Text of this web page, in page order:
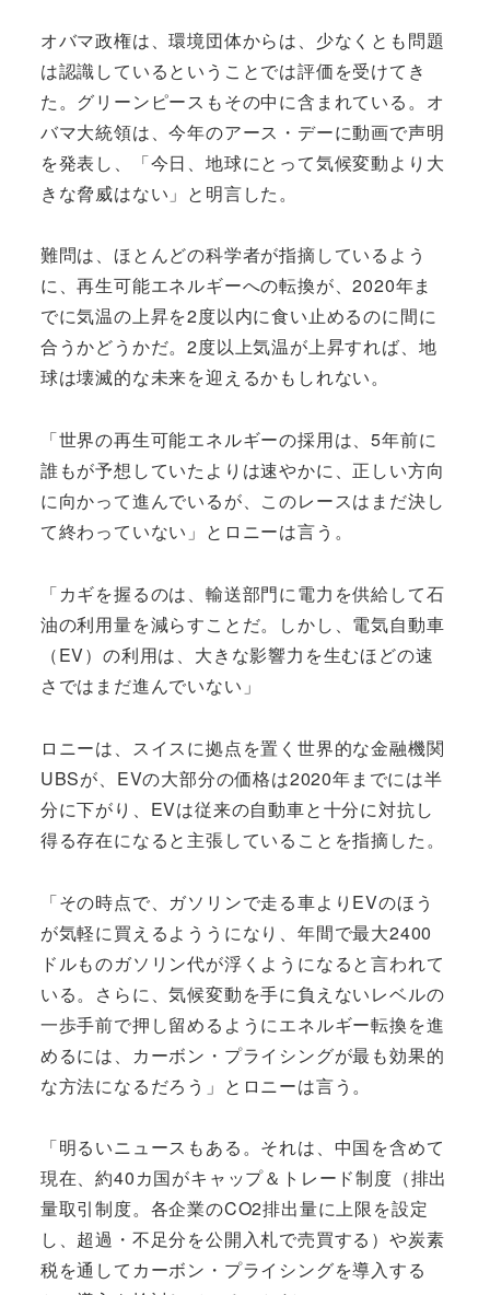
オバマ政権は、環境団体からは、少なくとも問題
は認識しているということでは評価を受けてき
た。グリーンピースもその中に含まれている。オ
バマ大統領は、今年のアース・デーに動画で声明
を発表し、「今日、地球にとって気候変動より大
きな脅威はない」と明言した。
難問は、ほとんどの科学者が指摘しているよう
に、再生可能エネルギーへの転換が、2020年ま
でに気温の上昇を2度以内に食い止めるのに間に
合うかどうかだ。2度以上気温が上昇すれば、地
球は壊滅的な未来を迎えるかもしれない。
「世界の再生可能エネルギーの採用は、5年前に
誰もが予想していたよりは速やかに、正しい方向
に向かって進んでいるが、このレースはまだ決し
て終わっていない」とロニーは言う。
「カギを握るのは、輸送部門に電力を供給して石
油の利用量を減らすことだ。しかし、電気自動車
（EV）の利用は、大きな影響力を生むほどの速
さではまだ進んでいない」
ロニーは、スイスに拠点を置く世界的な金融機関
UBSが、EVの大部分の価格は2020年までには半
分に下がり、EVは従来の自動車と十分に対抗し
得る存在になると主張していることを指摘した。
「その時点で、ガソリンで走る車よりEVのほう
が気軽に買えるよううになり、年間で最大2400
ドルものガソリン代が浮くようになると言われて
いる。さらに、気候変動を手に負えないレベルの
一歩手前で押し留めるようにエネルギー転換を進
めるには、カーボン・プライシングが最も効果的
な方法になるだろう」とロニーは言う。
「明るいニュースもある。それは、中国を含めて
現在、約40カ国がキャップ＆トレード制度（排出
量取引制度。各企業のCO2排出量に上限を設定
し、超過・不足分を公開入札で売買する）や炭素
税を通してカーボン・プライシングを導入する